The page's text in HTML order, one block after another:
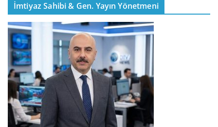
İmtiyaz Sahibi & Gen. Yayın Yönetmeni